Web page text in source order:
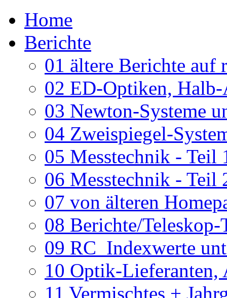
Home
Berichte
01 ältere Berichte auf
02 ED-Optiken, Halb-
03 Newton-Systeme
04 Zweispiegel-
05 Messtechnik - Teil
06 Messtechnik - Teil
07 von älteren
08 Berichte/
09 RC_Indexwerte
10 Optik-Lieferanten,
11 Vermischtes +